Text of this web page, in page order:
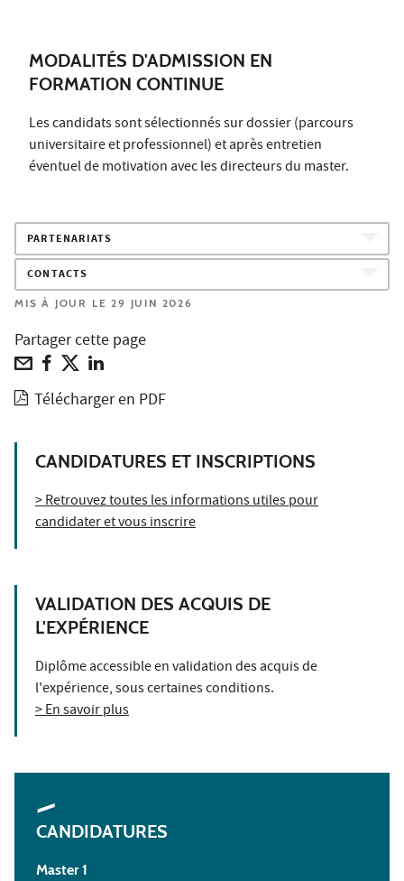
MODALITÉS D'ADMISSION EN
FORMATION CONTINUE
Les candidats sont sélectionnés sur dossier (parcours
universitaire et professionnel) et après entretien
éventuel de motivation avec les directeurs du master.
PARTENARIATS
CONTACTS
MIS À JOUR LE 29 JUIN 2026
Partager cette page
Télécharger en PDF
CANDIDATURES ET INSCRIPTIONS
> Retrouvez toutes les informations utiles pour
candidater et vous inscrire
VALIDATION DES ACQUIS DE
L'EXPÉRIENCE
Diplôme accessible en validation des acquis de
l'expérience, sous certaines conditions.
> En savoir plus
CANDIDATURES
Master 1